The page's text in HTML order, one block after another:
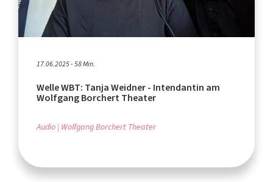
17.06.2025 - 58 Min.
Welle WBT: Tanja Weidner - Intendantin am
Wolfgang Borchert Theater
Audio Wolfgang Borchert Theater